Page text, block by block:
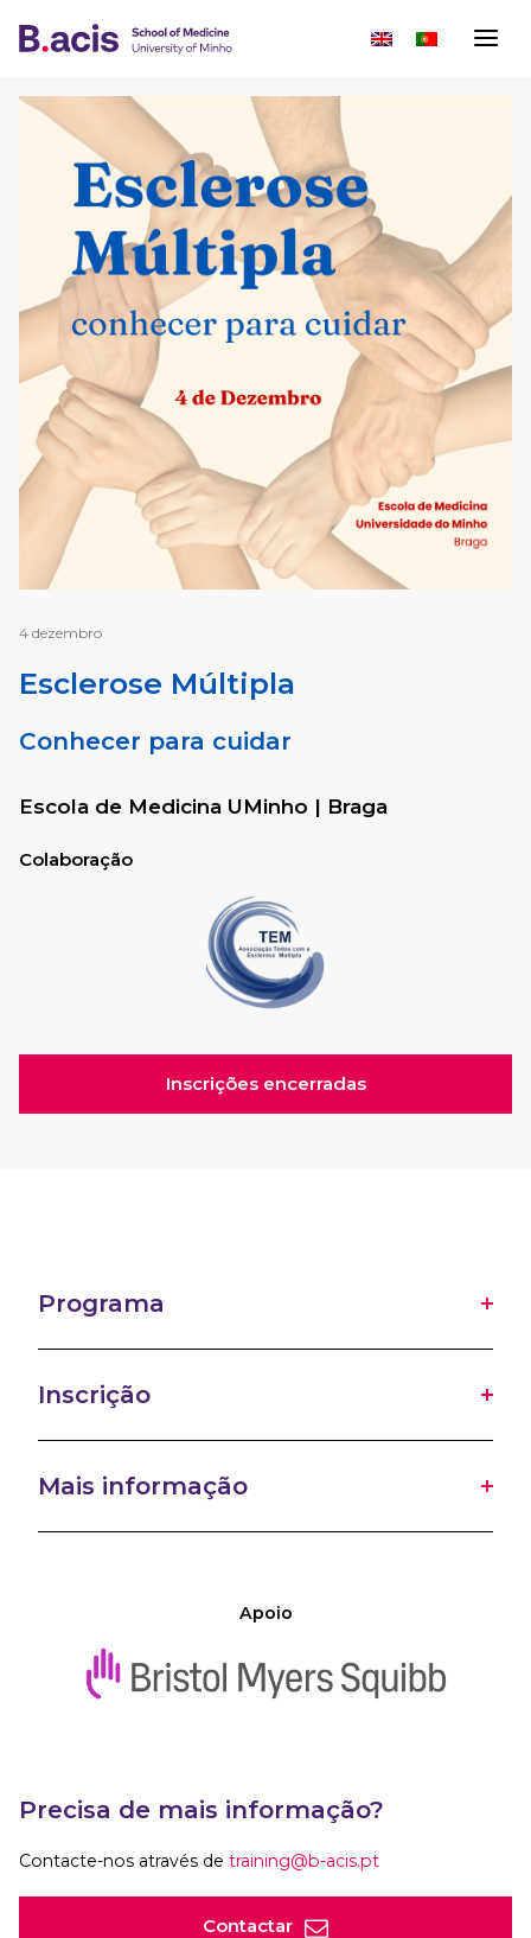
4 dezembro
Esclerose Múltipla
Conhecer para cuidar
Escola de Medicina UMinho | Braga
Colaboração
Inscrições encerradas
Programa
Inscrição
Mais informação
Apoio
Precisa de mais informação?
Contacte-nos através de training@b-acis.pt
Contactar